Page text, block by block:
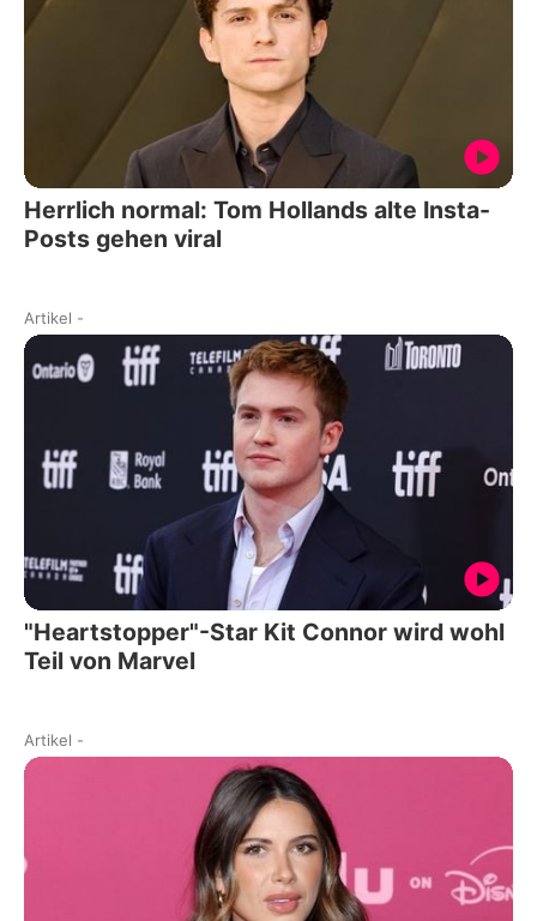
Herrlich normal: Tom Hollands alte Insta-
Posts gehen viral
Artikel -
"Heartstopper"-Star Kit Connor wird wohl
Teil von Marvel
Artikel -